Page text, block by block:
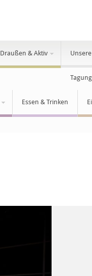
Draußen & Aktiv
Essen & Trinken